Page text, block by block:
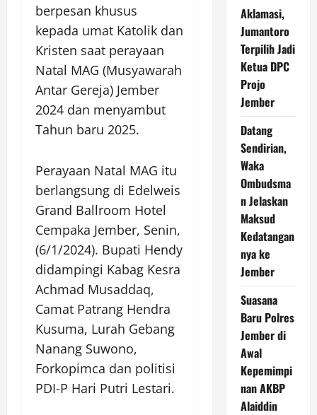
berpesan khusus
kepada umat Katolik dan
Kristen saat perayaan
Natal MAG (Musyawarah
Antar Gereja) Jember
2024 dan menyambut
Tahun baru 2025.
Perayaan Natal MAG itu
berlangsung di Edelweis
Grand Ballroom Hotel
Cempaka Jember, Senin,
(6/1/2024). Bupati Hendy
didampingi Kabag Kesra
Achmad Musaddaq,
Camat Patrang Hendra
Kusuma, Lurah Gebang
Nanang Suwono,
Forkopimca dan politisi
PDI-P Hari Putri Lestari.
Aklamasi,
Jumantoro
Terpilih Jadi
Ketua DPC
Projo
Jember
Datang
Sendirian,
Waka
Ombudsma
n Jelaskan
Maksud
Kedatangan
nya ke
Jember
Suasana
Baru Polres
Jember di
Awal
Kepemimpi
nan AKBP
Alaiddin